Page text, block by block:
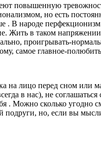
повышенную
но есть
. В народе
в таком
проигрывать-
самое главное-
лицо перед сном или
в нас), не
Можно сколько угодно
но, если вы